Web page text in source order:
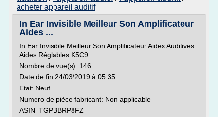
acheter appareil auditif
In Ear Invisible Meilleur Son Amplificateur
Aides ...
In Ear Invisible Meilleur Son Amplificateur Aides Auditives
Aides Réglables K5C9
Nombre de vue(s): 146
Date de fin:24/03/2019 à 05:35
Etat: Neuf
Numéro de pièce fabricant: Non applicable
ASIN: TGPBBRP8FZ